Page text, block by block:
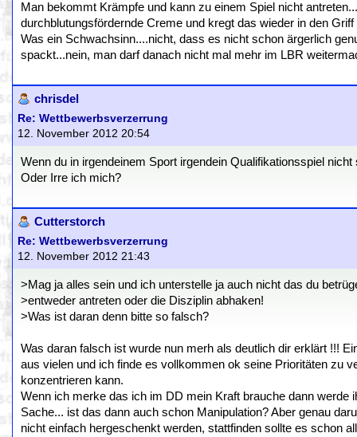
Man bekommt Krämpfe und kann zu einem Spiel nicht
durchblutungsfördernde Creme und kregt das wieder in den
Was ein Schwachsinn....nicht, dass es nicht schon ärgerlich
spackt...nein, man darf danach nicht mal mehr im LBR
chrisdel
Re: Wettbewerbsverzerrung
12. November 2012 20:54
Wenn du in irgendeinem Sport irgendein Qualifikationsspiel
Oder Irre ich mich?
Cutterstorch
Re: Wettbewerbsverzerrung
12. November 2012 21:43
>Mag ja alles sein und ich unterstelle ja auch nicht das du
>entweder antreten oder die Disziplin abhaken!
>Was ist daran denn bitte so falsch?
Was daran falsch ist wurde nun merh als deutlich dir erklärt !!!
aus vielen und ich finde es vollkommen ok seine Prioritäten zu
konzentrieren kann.
Wenn ich merke das ich im DD mein Kraft brauche dann
Sache... ist das dann auch schon Manipulation? Aber genau
nicht einfach hergeschenkt werden, stattfinden sollte es schon